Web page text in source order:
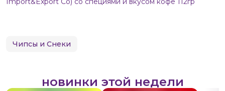
Чипсы и Снеки
новинки этой недели